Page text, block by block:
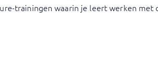
trainingen waarin je leert werken